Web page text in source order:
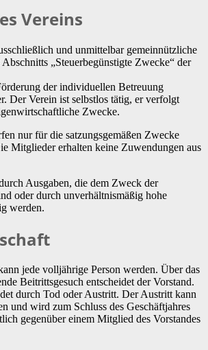
Vereins
und unmittelbar gemeinnützliche
„Steuerbegünstigte Zwecke“ der
der individuellen Betreuung
Der Verein ist selbstlos tätig, er verfolgt
Zwecke.
nur für die satzungsgemäßen Zwecke
Mitglieder erhalten keine Zuwendungen aus
Ausgaben, die dem Zweck der
oder durch unverhältnismäßig hohe
werden.
jede volljährige Person werden. Über das
Beitrittsgesuch entscheidet der Vorstand.
durch Tod oder Austritt. Der Austritt kann
und wird zum Schluss des Geschäftjahres
gegenüber einem Mitglied des Vorstandes